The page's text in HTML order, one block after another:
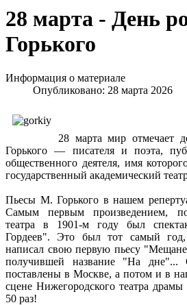
28 марта - День
Горького
Информация о материале
Опубликовано: 28 марта 2026
28 марта мир отмечает
Горького — писателя и поэта,
общественного деятеля, имя
государственный академический
Пьесы М. Горького в нашем
Самым первым произведением,
театра в 1901-м году был
Гордеев". Это был тот самый год,
написал свою первую пьесу
получившей название "На
поставлены в Москве, а потом и в
сцене Нижегородского театра драмы
50 раз!